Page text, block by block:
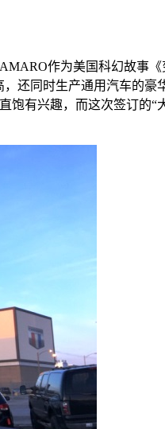
作为美国科幻故事
还同时生产通用汽车的豪
饱有兴趣，而这次签订的“